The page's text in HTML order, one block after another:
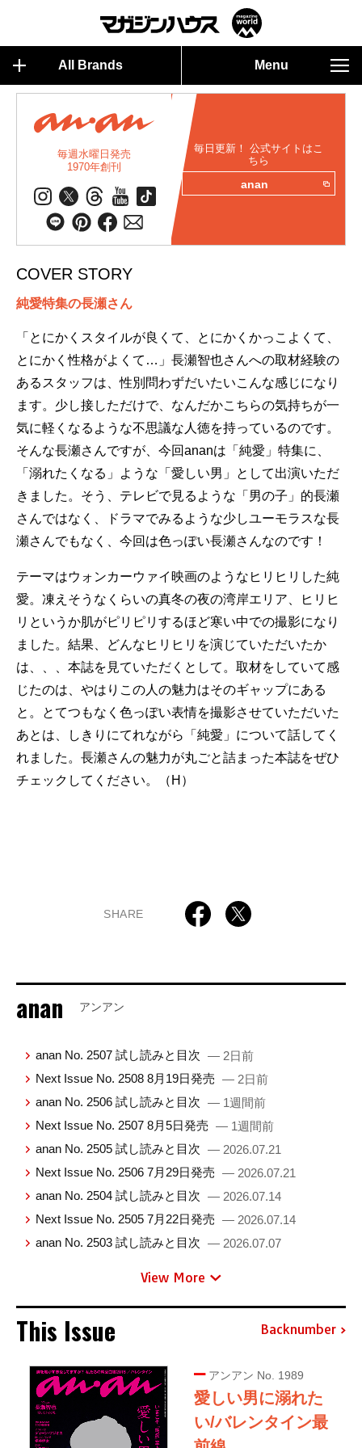
All Brands Menu
毎週水曜日発売
1970年創刊
毎日更新！ 公式サイトはこ
ちら
anan
COVER STORY
純愛特集の長瀬さん
「とにかくスタイルが良くて、とにかくかっこよくて、
とにかく性格がよくて…」長瀬智也さんへの取材経験の
あるスタッフは、性別問わずだいたいこんな感じになり
ます。少し接しただけで、なんだかこちらの気持ちが一
気に軽くなるような不思議な人徳を持っているのです。
そんな長瀬さんですが、今回ananは「純愛」特集に、
「溺れたくなる」ような「愛しい男」として出演いただ
きました。そう、テレビで見るような「男の子」的長瀬
さんではなく、ドラマでみるような少しユーモラスな長
瀬さんでもなく、今回は色っぽい長瀬さんなのです！
テーマはウォンカーウァイ映画のようなヒリヒリした純
愛。凍えそうなくらいの真冬の夜の湾岸エリア、ヒリヒ
リというか肌がピリピリするほど寒い中での撮影になり
ました。結果、どんなヒリヒリを演じていただいたか
は、、、本誌を見ていただくとして。取材をしていて感
じたのは、やはりこの人の魅力はそのギャップにある
と。とてつもなく色っぽい表情を撮影させていただいた
あとは、しきりにてれながら「純愛」について話してく
れました。長瀬さんの魅力が丸ごと詰まった本誌をぜひ
チェックしてください。（H）
SHARE
anan アンアン
anan No. 2507 試し読みと目次 — 2日前
Next Issue No. 2508 8月19日発売 — 2日前
anan No. 2506 試し読みと目次 — 1週間前
Next Issue No. 2507 8月5日発売 — 1週間前
anan No. 2505 試し読みと目次 — 2026.07.21
Next Issue No. 2506 7月29日発売 — 2026.07.21
anan No. 2504 試し読みと目次 — 2026.07.14
Next Issue No. 2505 7月22日発売 — 2026.07.14
anan No. 2503 試し読みと目次 — 2026.07.07
View More
This Issue Backnumber
アンアン No. 1989
愛しい男に溺れた
い/バレンタイン最